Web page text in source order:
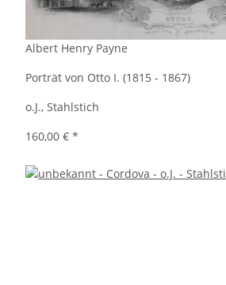
Albert Henry Payne
Porträt von Otto I. (1815 - 1867)
o.J., Stahlstich
160,00 € *